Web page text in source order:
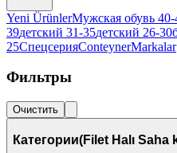
Yeni ÜrünlerМужская обувь 40-
39детский 31-35детский 26-30
25СпецсерияConteynerMarkalar
Фильтры
Очистить
Категории(Filet Halı Saha